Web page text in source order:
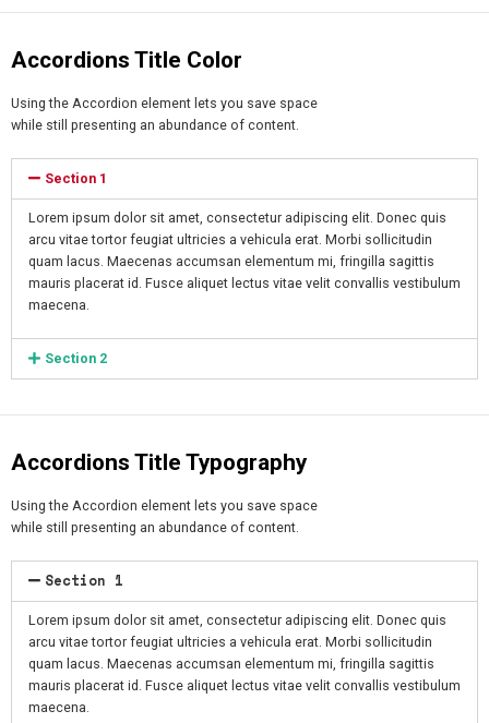
Accordions Title Color
Using the Accordion element lets you save space
while still presenting an abundance of content.
Section 1
Lorem ipsum dolor sit amet, consectetur adipiscing elit. Donec quis
arcu vitae tortor feugiat ultricies a vehicula erat. Morbi sollicitudin
quam lacus. Maecenas accumsan elementum mi, fringilla sagittis
mauris placerat id. Fusce aliquet lectus vitae velit convallis vestibulum
maecena.
Section 2
Accordions Title Typography
Using the Accordion element lets you save space
while still presenting an abundance of content.
Section 1
Lorem ipsum dolor sit amet, consectetur adipiscing elit. Donec quis
arcu vitae tortor feugiat ultricies a vehicula erat. Morbi sollicitudin
quam lacus. Maecenas accumsan elementum mi, fringilla sagittis
mauris placerat id. Fusce aliquet lectus vitae velit convallis vestibulum
maecena.